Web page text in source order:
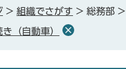
> 組織でさがす > 総務部 >
（自動車）